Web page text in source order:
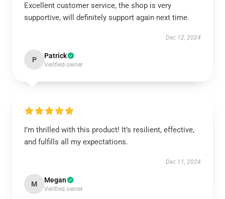
Excellent customer service, the shop is very
supportive, will definitely support again next time.
Dec 12, 2024
P Patrick
Verified owner
I’m thrilled with this product! It’s resilient, effective,
and fulfills all my expectations.
Dec 11, 2024
M Megan
Verified owner